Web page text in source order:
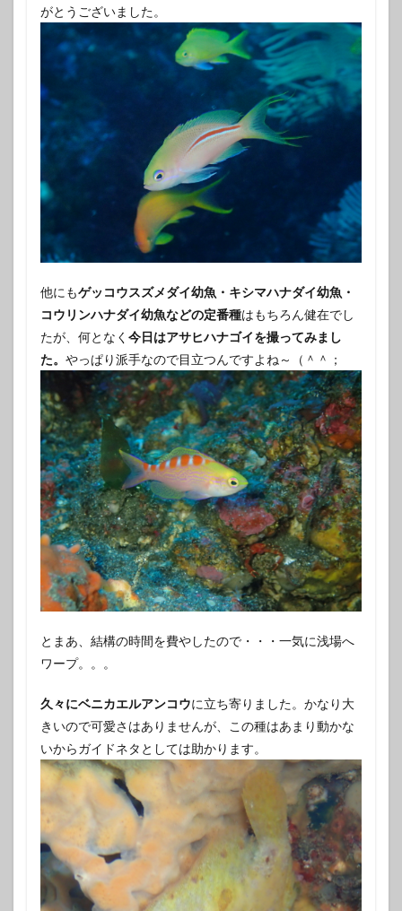
がとうございました。
他にもゲッコウスズメダイ幼魚・キシマハナダイ幼魚・
コウリンハナダイ幼魚などの定番種はもちろん健在でし
たが、何となく 今日はアサヒハナゴイを撮ってみまし
た。 やっぱり派手なので目立つんですよね～（＾＾；
とまあ、結構の時間を費やしたので・・・一気に浅場へ
ワープ。。。
久々にベニカエルアンコウに立ち寄りました。かなり大
きいので可愛さはありませんが、この種はあまり動かな
いからガイドネタとしては助かります。